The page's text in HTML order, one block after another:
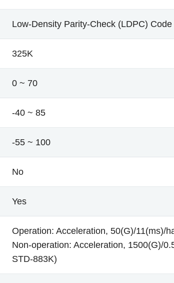
Low-Density Parity-Check (LDPC) Code
325K
0 ~ 70
-40 ~ 85
-55 ~ 100
No
Yes
Operation: Acceleration, 50(G)/11(ms)/
Non-operation: Acceleration, 1500(G)/
STD-883K)